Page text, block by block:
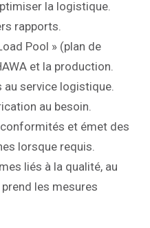
la logistique.
rapports.
Pool » (plan de
et la production.
au service logistique.
au besoin.
et émet des
lorsque requis.
liés à la qualité, au
les mesures